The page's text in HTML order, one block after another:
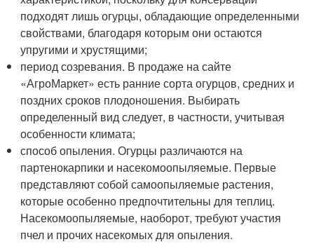
подходят лишь огурцы, обладающие определенными
свойствами, благодаря которым они остаются
упругими и хрустящими;
период созревания. В продаже на сайте
«АгроМаркет» есть ранние сорта огурцов, средних и
поздних сроков плодоношения. Выбирать
определенный вид следует, в частности, учитывая
особенности климата;
способ опыления. Огурцы различаются на
партенокарпики и насекомоопыляемые. Первые
представляют собой самоопыляемые растения,
которые особенно предпочтительны для теплиц.
Насекомоопыляемые, наоборот, требуют участия
пчел и прочих насекомых для опыления.